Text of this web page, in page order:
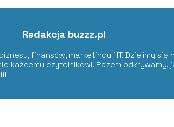
Redakcja buzzz.pl
finansów, marketingu i IT. Dzielimy się
każdemu czytelnikowi. Razem odkrywamy,